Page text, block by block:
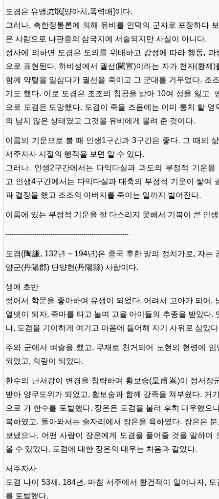
도겸은 유맹流氓[양아치,폭력배]이다.
그러나, 촉한정통론에 의해 유비를 인덕의 군자로 포장하다
은 사람으로 나관중의 삼국지에 서술되지만 사실이 아니다.
정사에 의하면 도겸은 도의를 위배하고 감정에 따라 행동,
으로 표현된다. 하비성에서 궐선(闕宣)이라는 자가 천자(황제
함께 약탈을 일삼다가 궐선을 죽이고 그 군대를 거두었다. 조
기도 했다. 이로 도겸은 조조의 침공을 받아 10여 성을 잃고
으로 도겸은 도망했다. 도겸이 죽을 즈음에는 이미 통치 할 영
의 남지 않은 상태였고 그것을 유비에게 물려 준 것이다.
이름의 기운으로 볼 때 인생1구간과 3구간은 좋다. 그 때의
서주자사 시절의 행적을 보면 알 수 있다.
그러나, 인생2구간에서는 다익다실과 과도의 부정적 기운
고 인생4구간에서는 다익다실과 대축의 부정적 기운이 쌓여
과 결정을 했고 조조의 아버지를 죽이는 일까지 벌어진다.
이름에 있는 부정적 기운을 잘 다스리지 못해서 기복이 큰 인
---------------------------------------------------------------
도겸(陶謙, 132년 ~ 194년)은 중국 후한 말의 정치가로, 자는
양군(丹陽郡) 단양현(丹陽縣) 사람이다.
생애 초반
젊어서 학문을 좋아하여 유생이 되었다. 어려서 고아가 되어,
열넷이 되자, 죽마를 타고 놀며 고을 아이들의 추종을 받았다.
나, 도겸을 기이하게 여기고 마음에 들어해 자기 사위로 삼았
주와 군에서 벼슬을 했고, 무재로 천거되어 노현의 현령에
되었고, 의랑이 되었다.
한수의 난서강이 변경을 침략하여 황보숭(皇甫嵩)이 정서장
받아 양무도위가 되었고, 황보숭과 함께 강족을 쳐부쉈다. 거
으로 가 한수를 토벌했다. 장온은 도겸을 불러 후히 대우했으
복하였고, 돌아와서는 술자리에서 장온을 욕하였다. 장온은
보냈으나, 어떤 사람이 장온에게 도겸을 풀어줄 것을 말하여
올 수 있었다. 도겸에 대한 장온의 대우는 처음과 같았다.
서주자사
도겸 나이 53세. 184년. 마침 서주에서 황건적이 일어나자,
를 토벌했다.